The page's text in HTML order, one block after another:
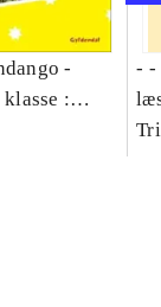
-
:
- -
-